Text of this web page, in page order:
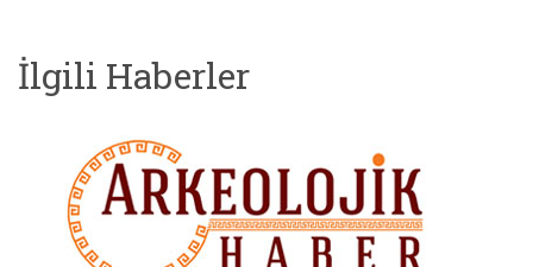
İlgili Haberler